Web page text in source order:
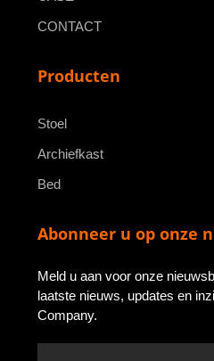
CONTACT
Producten
Stoel
Archiefkast
Bed
Abonneer u op onze
Meld u aan voor onze
laatste nieuws, updates en
Company.